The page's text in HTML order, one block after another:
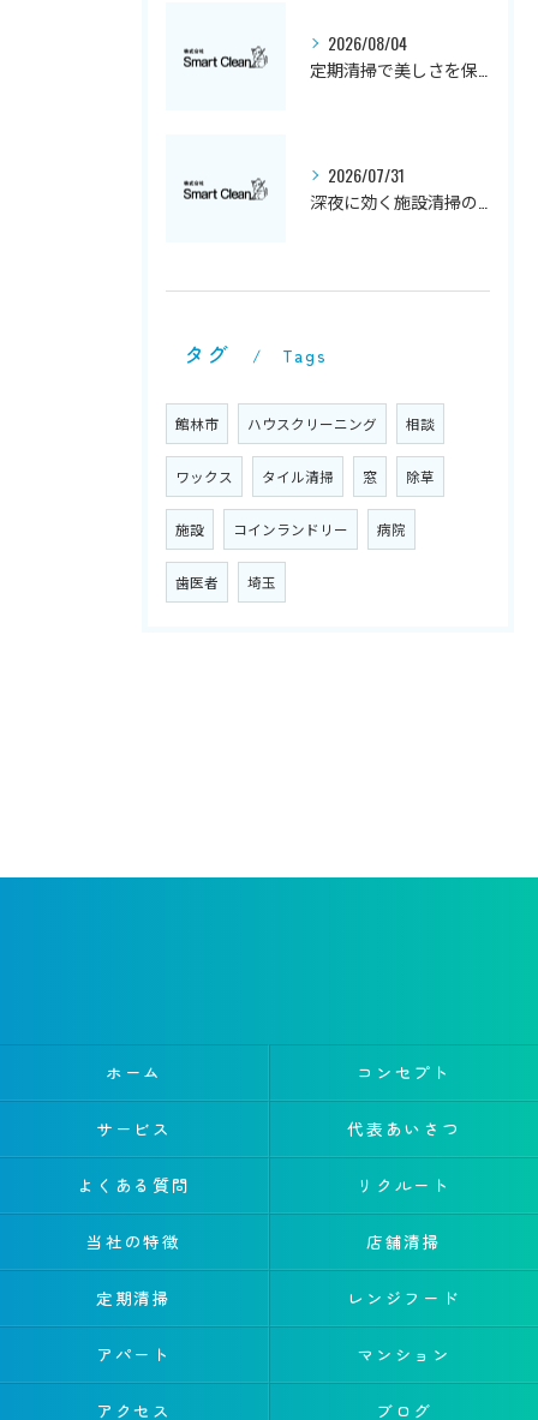
2026/08/04
2026/07/31
タグ Tags
館林市 ハウスクリーニング 相談
ワックス タイル清掃 窓 除草
施設 コインランドリー 病院
歯医者 埼玉
ホーム コンセプト
サービス 代表あいさつ
よくある質問 リクルート
当社の特徴 店舗清掃
定期清掃 レンジフード
アパート マンション
アクセス ブログ